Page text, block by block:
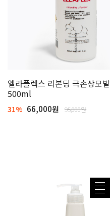
엘라플렉스 리본딩 극손상모
500ml
31% 66,000원 95,000원